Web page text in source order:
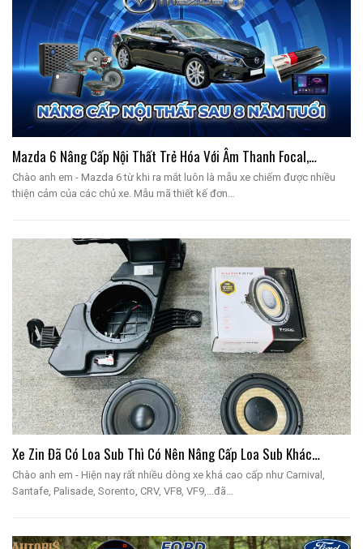
Mazda 6 Nâng Cấp Nội Thất Trẻ Hóa Với Âm Thanh Focal,…
Chào anh em - Mazda 6 từ khi ra mắt luôn là mẫu xe chiếm được nhiều
thiện cảm của các chủ xe. Mẫu mã thiết kế đơn…
Xe Zin Đã Có Loa Sub Thì Có Nên Nâng Cấp Loa Sub Khác…
Chào anh em - Hiện nay rất nhiều dòng xe khá cao cấp như Carnival,
Santafe, Palisade, Sorento, CRV, VF8, VF9,...đã…